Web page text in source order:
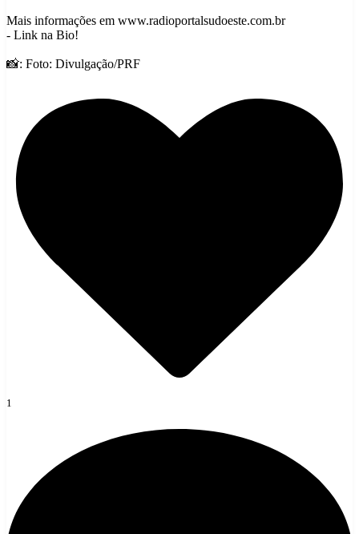
Mais informações em www.radioportalsudoeste.com.br
- Link na Bio!
📸: Foto: Divulgação/PRF
1